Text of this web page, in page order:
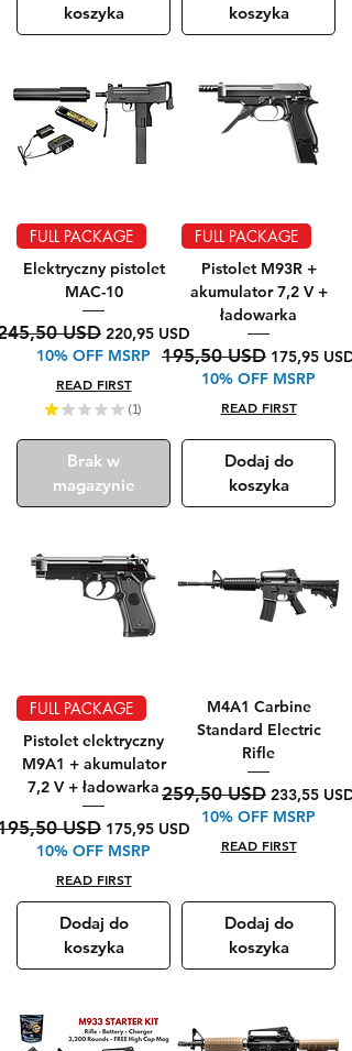
koszyka
koszyka
FULL PACKAGE
Elektryczny pistolet
MAC-10
cena
USD Cena rabatowa
220,95 USD
10% OFF MSRP
READ FIRST
★ ★ ★ ★ ★ 1
1
Brak w
magazynie
FULL PACKAGE
Pistolet M93R +
akumulator 7,2 V +
ładowarka
Regularna cena
195,50 USD Cena
175,95 USD
10% OFF MSRP
READ FIRST
Dodaj do
koszyka
FULL PACKAGE
Pistolet elektryczny
M9A1 + akumulator
7,2 V + ładowarka
cena
USD Cena rabatowa
175,95 USD
10% OFF MSRP
READ FIRST
Dodaj do
koszyka
M4A1 Carbine
Standard Electric
Rifle
Regularna cena
259,50 USD Cena
233,55 USD
10% OFF MSRP
READ FIRST
Dodaj do
koszyka